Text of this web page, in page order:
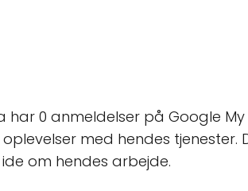
0 anmeldelser på Google My
med hendes
om hendes arbejde.